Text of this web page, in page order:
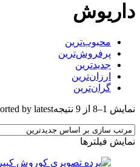
محبوب‌ترین
پرفروش‌ترین
جدیدترین
ارزان‌ترین
گران‌ترین
1–8 از 9 نتیجه Sorted by latest
فیلترها